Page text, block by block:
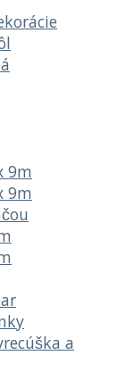
9m
9m
a